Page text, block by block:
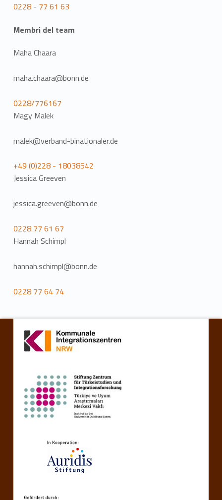
0228 - 77 61 63
Membri del team
Maha Chaara
maha.chaara@bonn.de
0228/776167
Magy Malek
malek@verband-binationaler.de
+49 (0)228 - 18038542
Jessica Greeven
jessica.greeven@bonn.de
0228 77 61 67
Hannah Schimpl
hannah.schimpl@bonn.de
0228 77 64 74
Torna alla navigazione principale